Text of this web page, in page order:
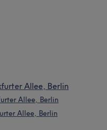
Allee, Berlin
Allee, Berlin
Allee, Berlin